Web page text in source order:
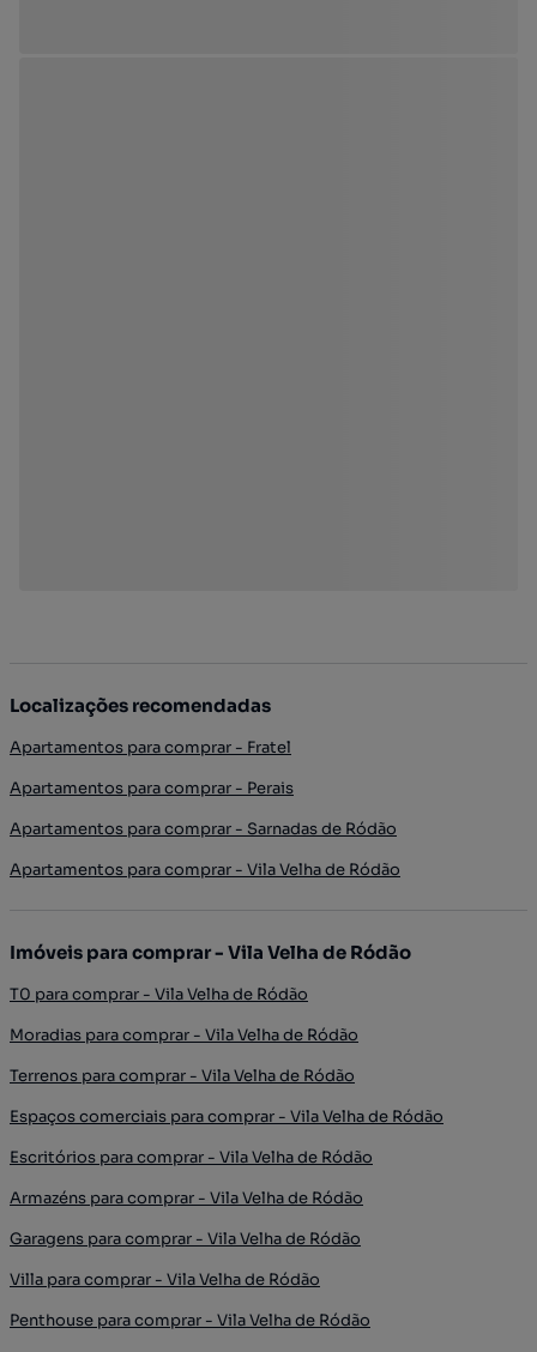
Localizações recomendadas
Apartamentos para comprar - Fratel
Apartamentos para comprar - Perais
Apartamentos para comprar - Sarnadas de Ródão
Apartamentos para comprar - Vila Velha de Ródão
Imóveis para comprar - Vila Velha de Ródão
T0 para comprar - Vila Velha de Ródão
Moradias para comprar - Vila Velha de Ródão
Terrenos para comprar - Vila Velha de Ródão
Espaços comerciais para comprar - Vila Velha de Ródão
Escritórios para comprar - Vila Velha de Ródão
Armazéns para comprar - Vila Velha de Ródão
Garagens para comprar - Vila Velha de Ródão
Villa para comprar - Vila Velha de Ródão
Penthouse para comprar - Vila Velha de Ródão